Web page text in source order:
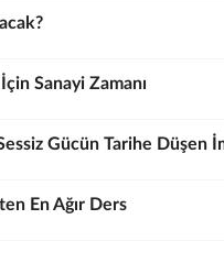
Sanayi Zamanı
Gücün Tarihe Düşen
En Ağır Ders